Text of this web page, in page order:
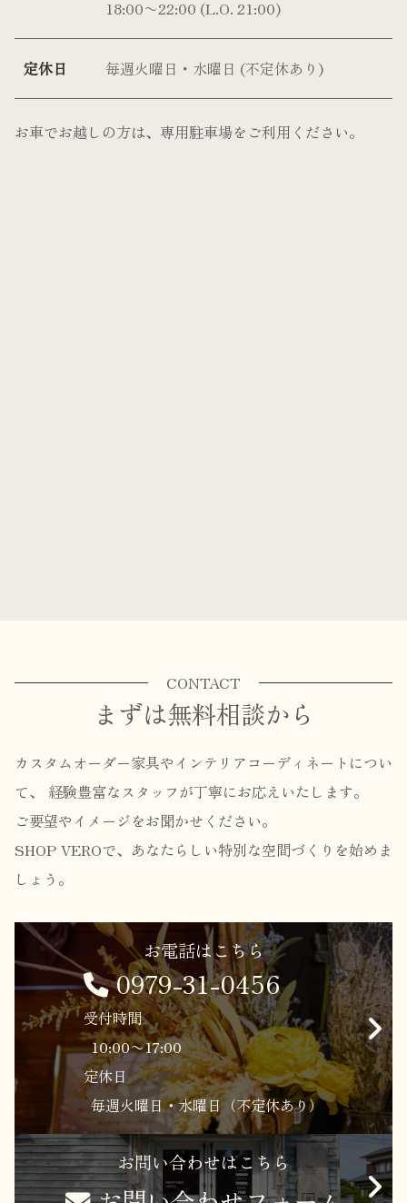
18:00〜22:00 (L.O. 21:00)
定休日 毎週火曜日・水曜日 (不定休あり)
お車でお越しの方は、専用駐車場をご利用ください。
CONTACT
まずは無料相談から
カスタムオーダー家具やインテリアコーディネートについ
て、 経験豊富なスタッフが丁寧にお応えいたします。
ご要望やイメージをお聞かせください。
SHOP VEROで、あなたらしい特別な空間づくりを始めま
しょう。
お電話はこちら
0979-31-0456
受付時間
10:00〜17:00
定休日
毎週火曜日・水曜日（不定休あり）
お問い合わせはこちら